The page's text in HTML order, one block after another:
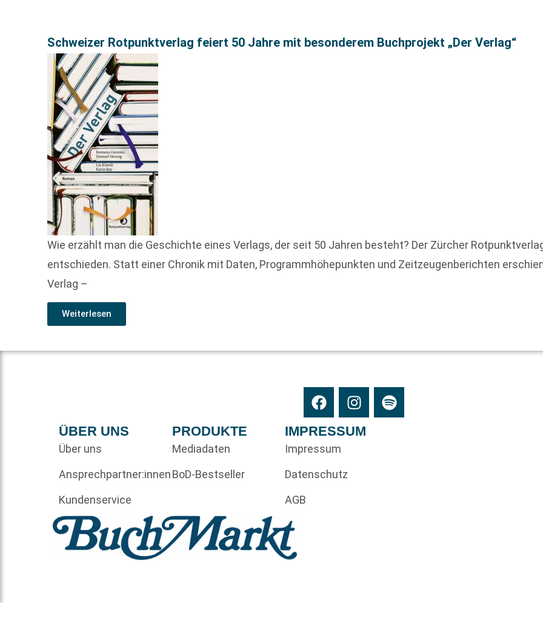
Schweizer Rotpunktverlag feiert 50 Jahre mit besonderem Buchprojekt „Der Verlag“
Wie erzählt man die Geschichte eines Verlags, der seit 50 Jahren besteht? Der Zürcher
entschieden. Statt einer Chronik mit Daten, Programmhöhepunkten und Zeitzeugenberichten
Verlag –
Weiterlesen
ÜBER UNS
Über uns
Ansprechpartner:innen
Kundenservice
PRODUKTE
Mediadaten
BoD-Bestseller
IMPRESSUM
Impressum
Datenschutz
AGB